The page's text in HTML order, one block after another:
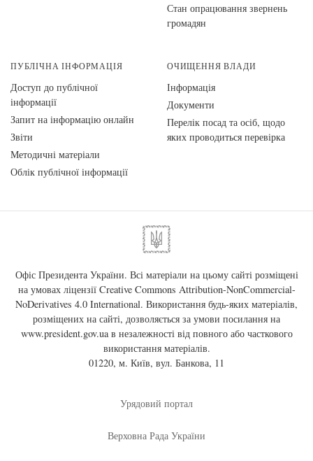
Стан опрацювання звернень
громадян
ПУБЛІЧНА ІНФОРМАЦІЯ
Доступ до публічної
інформації
Запит на інформацію онлайн
Звіти
Методичні матеріали
Облік публічної інформації
ОЧИЩЕННЯ ВЛАДИ
Інформація
Документи
Перелік посад та осіб, щодо
яких проводиться перевірка
Офіс Президента України. Всі матеріали на цьому сайті розміщені
на умовах ліцензії Creative Commons Attribution-NonCommercial-
NoDerivatives 4.0 International. Використання будь-яких матеріалів,
розміщених на сайті, дозволяється за умови посилання на
www.president.gov.uaв незалежності від повного або часткового
використання матеріалів.
01220, м. Київ, вул. Банкова, 11
Урядовий портал
Верховна Рада України